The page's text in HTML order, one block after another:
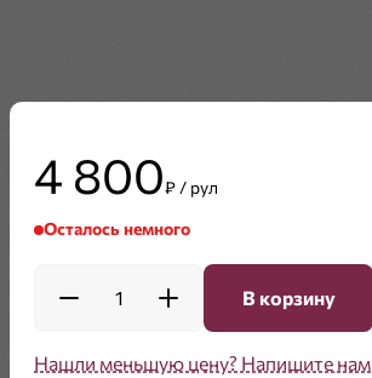
4 800₽ / рул
Осталось немного
1 В корзину
Нашли меньшую цену? Напишите нам